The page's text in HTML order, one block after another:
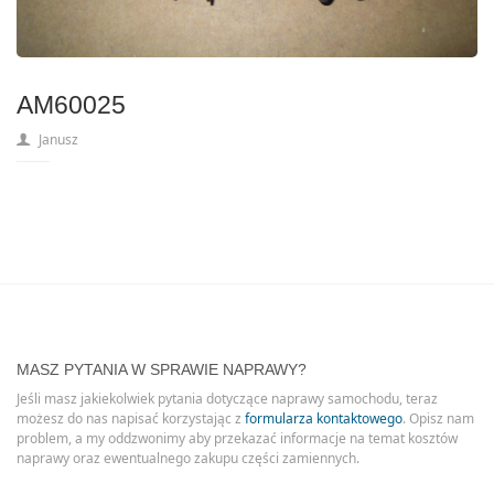
AM60025
Janusz
MASZ PYTANIA W SPRAWIE NAPRAWY?
Jeśli masz jakiekolwiek pytania dotyczące naprawy samochodu, teraz
możesz do nas napisać korzystając z formularza kontaktowego. Opisz nam
problem, a my oddzwonimy aby przekazać informacje na temat kosztów
naprawy oraz ewentualnego zakupu części zamiennych.